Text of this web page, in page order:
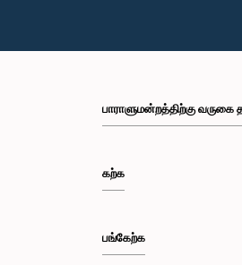
பாராளுமன்றத்திற்கு வருகை
கற்க
பங்கேற்க